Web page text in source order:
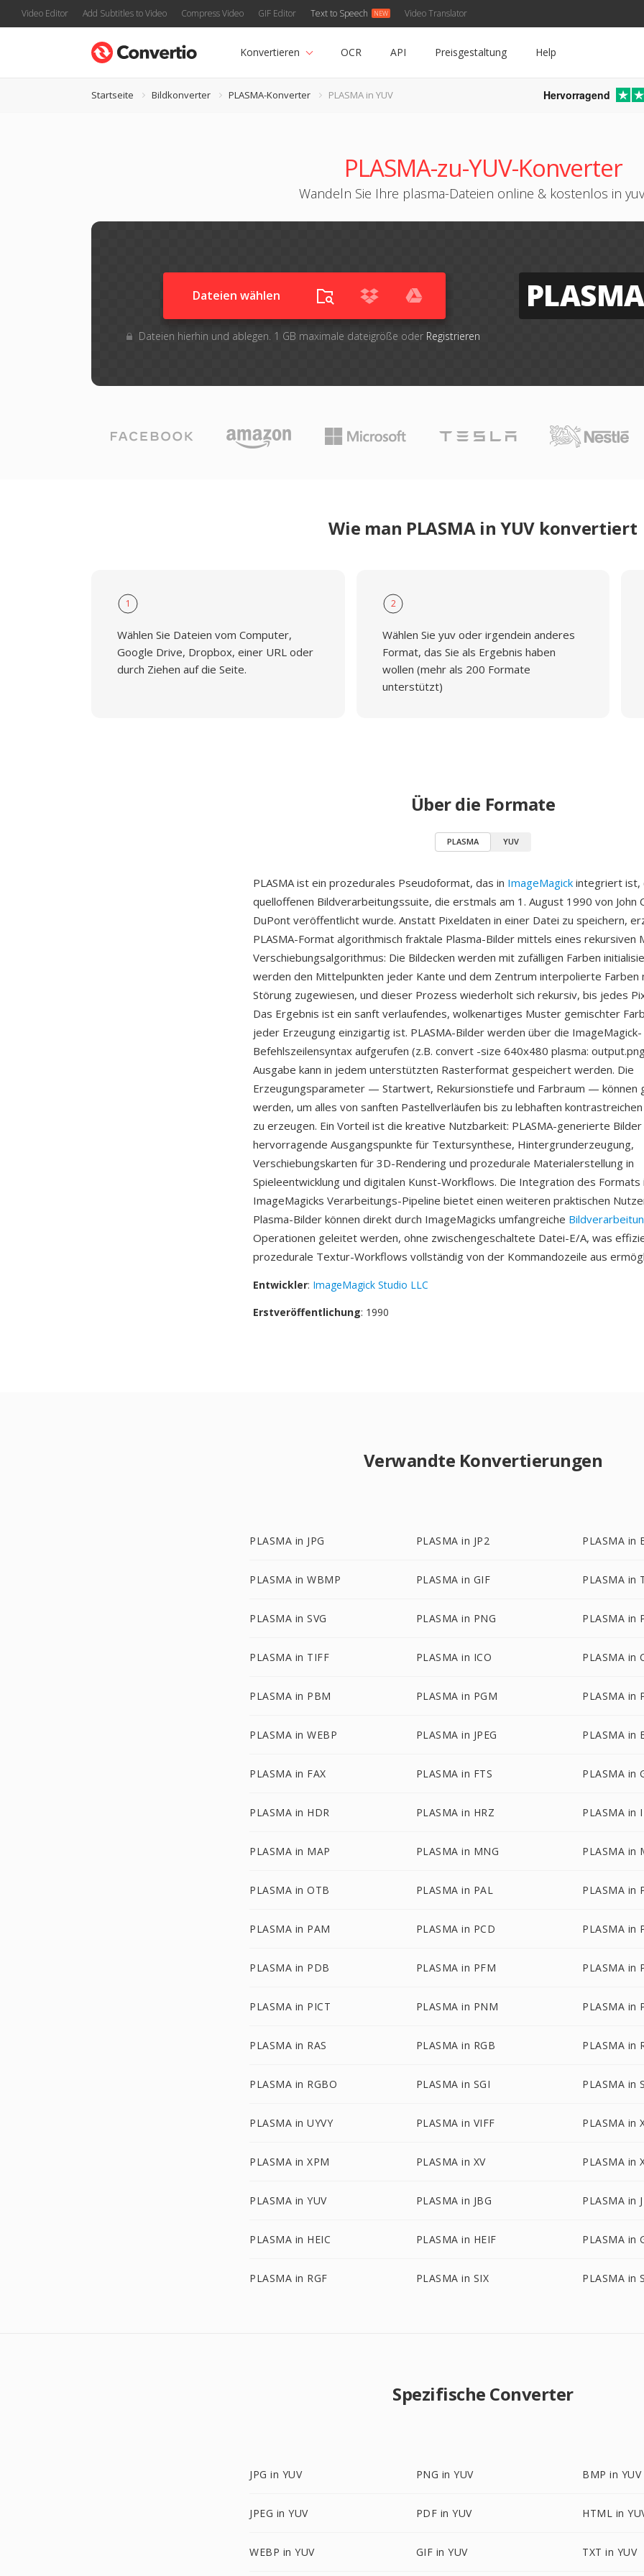
Video Editor Add Subtitles to Video Compress Video GIF Editor Text to Speech Video Translator
Konvertieren OCR API Preisgestaltung Help
Startseite Bildkonverter PLASMA-Konverter PLASMA in YUV Hervorragend
PLASMA-zu-YUV-Konverter
Wandeln Sie Ihre plasma-Dateien online & kostenlos in
Dateien wählen
Dateien hierhin und ablegen. 1 GB maximale dateigröße oder Registrieren
PLASMA
Wie man PLASMA in YUV konvertiert
1
Wählen Sie Dateien vom Computer,
Google Drive, Dropbox, einer URL oder
durch Ziehen auf die Seite.
2
Wählen Sie yuv oder irgendein anderes
Format, das Sie als Ergebnis haben
wollen (mehr als 200 Formate
unterstützt)
Über die Formate
PLASMA YUV
PLASMA ist ein prozedurales Pseudoformat, das in ImageMagick integriert ist,
quelloffenen Bildverarbeitungssuite, die erstmals am 1. August 1990 von John
DuPont veröffentlicht wurde. Anstatt Pixeldaten in einer Datei zu speichern,
PLASMA-Format algorithmisch fraktale Plasma-Bilder mittels eines rekursiven
Verschiebungsalgorithmus: Die Bildecken werden mit zufälligen Farben
werden den Mittelpunkten jeder Kante und dem Zentrum interpolierte Farben
Störung zugewiesen, und dieser Prozess wiederholt sich rekursiv, bis jedes
Das Ergebnis ist ein sanft verlaufendes, wolkenartiges Muster gemischter
jeder Erzeugung einzigartig ist. PLASMA-Bilder werden über die ImageMagick-
Befehlszeilensyntax aufgerufen (z.B. convert -size 640x480 plasma:
Ausgabe kann in jedem unterstützten Rasterformat gespeichert werden. Die
Erzeugungsparameter — Startwert, Rekursionstiefe und Farbraum — können
werden, um alles von sanften Pastellverläufen bis zu lebhaften
zu erzeugen. Ein Vorteil ist die kreative Nutzbarkeit: PLASMA-generierte Bilder
hervorragende Ausgangspunkte für Textursynthese, Hintergrunderzeugung,
Verschiebungskarten für 3D-Rendering und prozedurale Materialerstellung in
Spieleentwicklung und digitalen Kunst-Workflows. Die Integration des Formats
ImageMagicks Verarbeitungs-Pipeline bietet einen weiteren praktischen
Plasma-Bilder können direkt durch ImageMagicks umfangreiche
Operationen geleitet werden, ohne zwischengeschaltete Datei-E/A, was
prozedurale Textur-Workflows vollständig von der Kommandozeile aus
Entwickler: ImageMagick Studio LLC
Erstveröffentlichung: 1990
Verwandte Konvertierungen
PLASMA in JPG PLASMA in JP2 PLASMA in
PLASMA in WBMP PLASMA in GIF PLASMA in
PLASMA in SVG PLASMA in PNG PLASMA in
PLASMA in TIFF PLASMA in ICO PLASMA in
PLASMA in PBM PLASMA in PGM PLASMA in
PLASMA in WEBP PLASMA in JPEG PLASMA in
PLASMA in FAX PLASMA in FTS PLASMA in
PLASMA in HDR PLASMA in HRZ PLASMA in
PLASMA in MAP PLASMA in MNG PLASMA in
PLASMA in OTB PLASMA in PAL PLASMA in
PLASMA in PAM PLASMA in PCD PLASMA in
PLASMA in PDB PLASMA in PFM PLASMA in
PLASMA in PICT PLASMA in PNM PLASMA in
PLASMA in RAS PLASMA in RGB PLASMA in
PLASMA in RGBO PLASMA in SGI PLASMA in
PLASMA in UYVY PLASMA in VIFF PLASMA in
PLASMA in XPM PLASMA in XV PLASMA in
PLASMA in YUV PLASMA in JBG PLASMA in
PLASMA in HEIC PLASMA in HEIF PLASMA in
PLASMA in RGF PLASMA in SIX PLASMA in
Spezifische Converter
JPG in YUV PNG in YUV BMP in YUV
JPEG in YUV PDF in YUV HTML in
WEBP in YUV GIF in YUV TXT in YUV